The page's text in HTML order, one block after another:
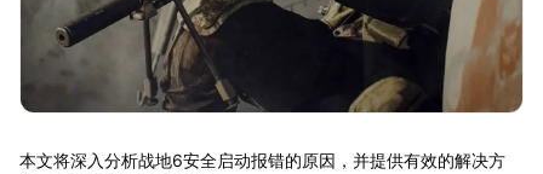
本文将深入分析战地6安全启动报错的原因，并提供有效的解决方